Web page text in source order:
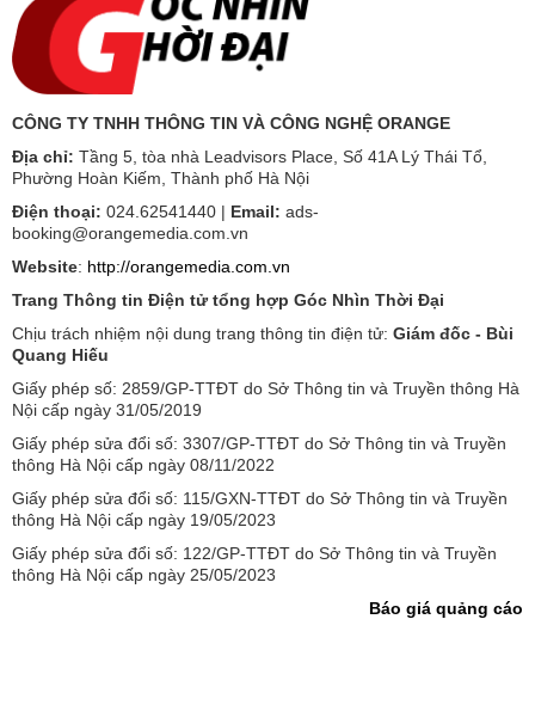
CÔNG TY TNHH THÔNG TIN VÀ CÔNG NGHỆ ORANGE
Địa chỉ: Tầng 5, tòa nhà Leadvisors Place, Số 41A Lý Thái Tổ,
Phường Hoàn Kiếm, Thành phố Hà Nội
Điện thoại: 024.62541440 | Email: ads-
booking@orangemedia.com.vn
Website: http://orangemedia.com.vn
Trang Thông tin Điện tử tổng hợp Góc Nhìn Thời Đại
Chịu trách nhiệm nội dung trang thông tin điện tử: Giám đốc - Bùi
Quang Hiếu
Giấy phép số: 2859/GP-TTĐT do Sở Thông tin và Truyền thông Hà
Nội cấp ngày 31/05/2019
Giấy phép sửa đổi số: 3307/GP-TTĐT do Sở Thông tin và Truyền
thông Hà Nội cấp ngày 08/11/2022
Giấy phép sửa đổi số: 115/GXN-TTĐT do Sở Thông tin và Truyền
thông Hà Nội cấp ngày 19/05/2023
Giấy phép sửa đổi số: 122/GP-TTĐT do Sở Thông tin và Truyền
thông Hà Nội cấp ngày 25/05/2023
Báo giá quảng cáo